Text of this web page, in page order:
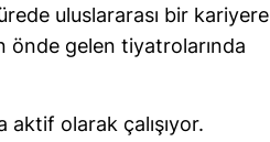
uluslararası bir kariyere
önde gelen tiyatrolarında
aktif olarak çalışıyor.